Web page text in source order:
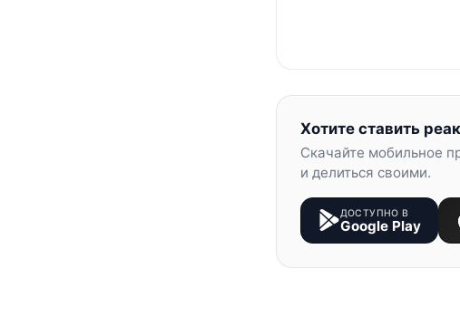
Хотите ставить
Скачайте мобильное
и делиться своими.
ДОСТУПНО В
Google Play